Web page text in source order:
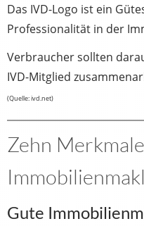
Das IVD-Logo ist ein
Professionalität in der
Verbraucher sollten
IVD-Mitglied
(Quelle: ivd.net)
Zehn
Gute